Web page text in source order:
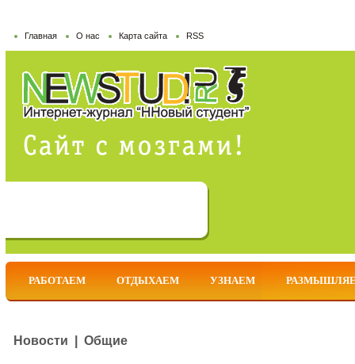
Главная О нас Карта сайта RSS
РАБОТАЕМ ОТДЫХАЕМ УЗНАЕМ
Новости | Общие